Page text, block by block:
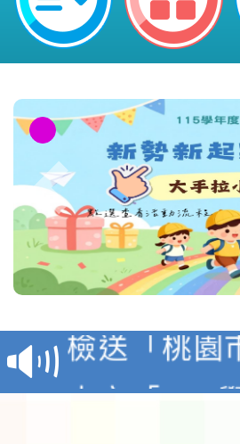
新勢國民小學
本校115學
第3次招考
告(不再辦
檢送「桃園
賽實施要點
本市「115